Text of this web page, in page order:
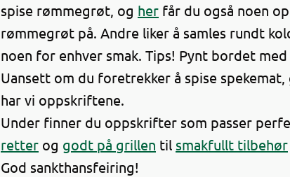
spise rømmegrøt, og her får du også noen
rømmegrøt på. Andre liker å samles rundt
noen for enhver smak. Tips! Pynt bordet
Uansett om du foretrekker å spise
har vi oppskriftene.
Under finner du oppskrifter som passer
retter og godt på grillen til smakfullt tilbehør
God sankthansfeiring!